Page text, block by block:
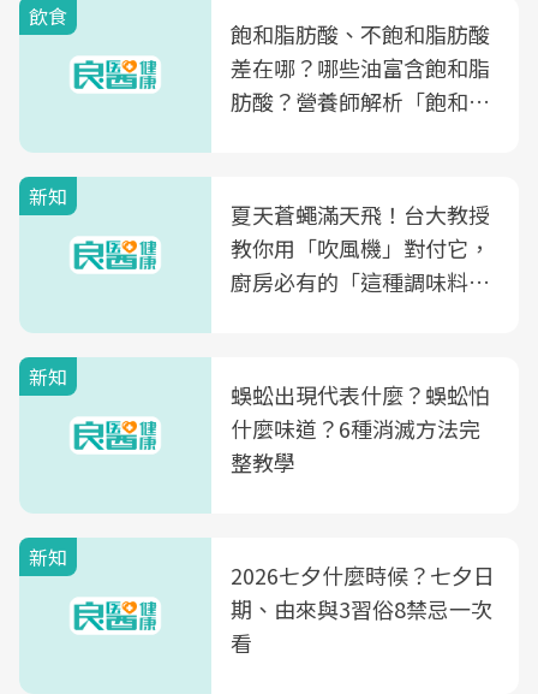
飲食
飽和脂肪酸、不飽和脂肪酸
差在哪？哪些油富含飽和脂
肪酸？營養師解析「飽和脂
新知
夏天蒼蠅滿天飛！台大教授
教你用「吹風機」對付它，
廚房必有的「這種調味料」
新知
蜈蚣出現代表什麼？蜈蚣怕
什麼味道？6種消滅方法完
整教學
新知
2026七夕什麼時候？七夕日
期、由來與3習俗8禁忌一次
看